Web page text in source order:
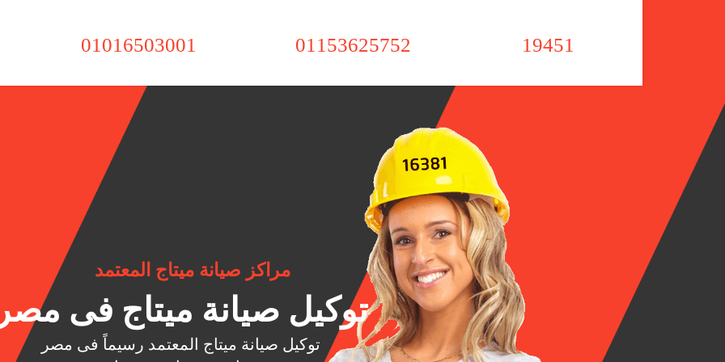
19451
01153625752
01016503001
مراكز صيانة ميتاج المعتمد
توكيل صيانة ميتاج فى
توكيل صيانة ميتاج المعتمد رسيماً فى مصر